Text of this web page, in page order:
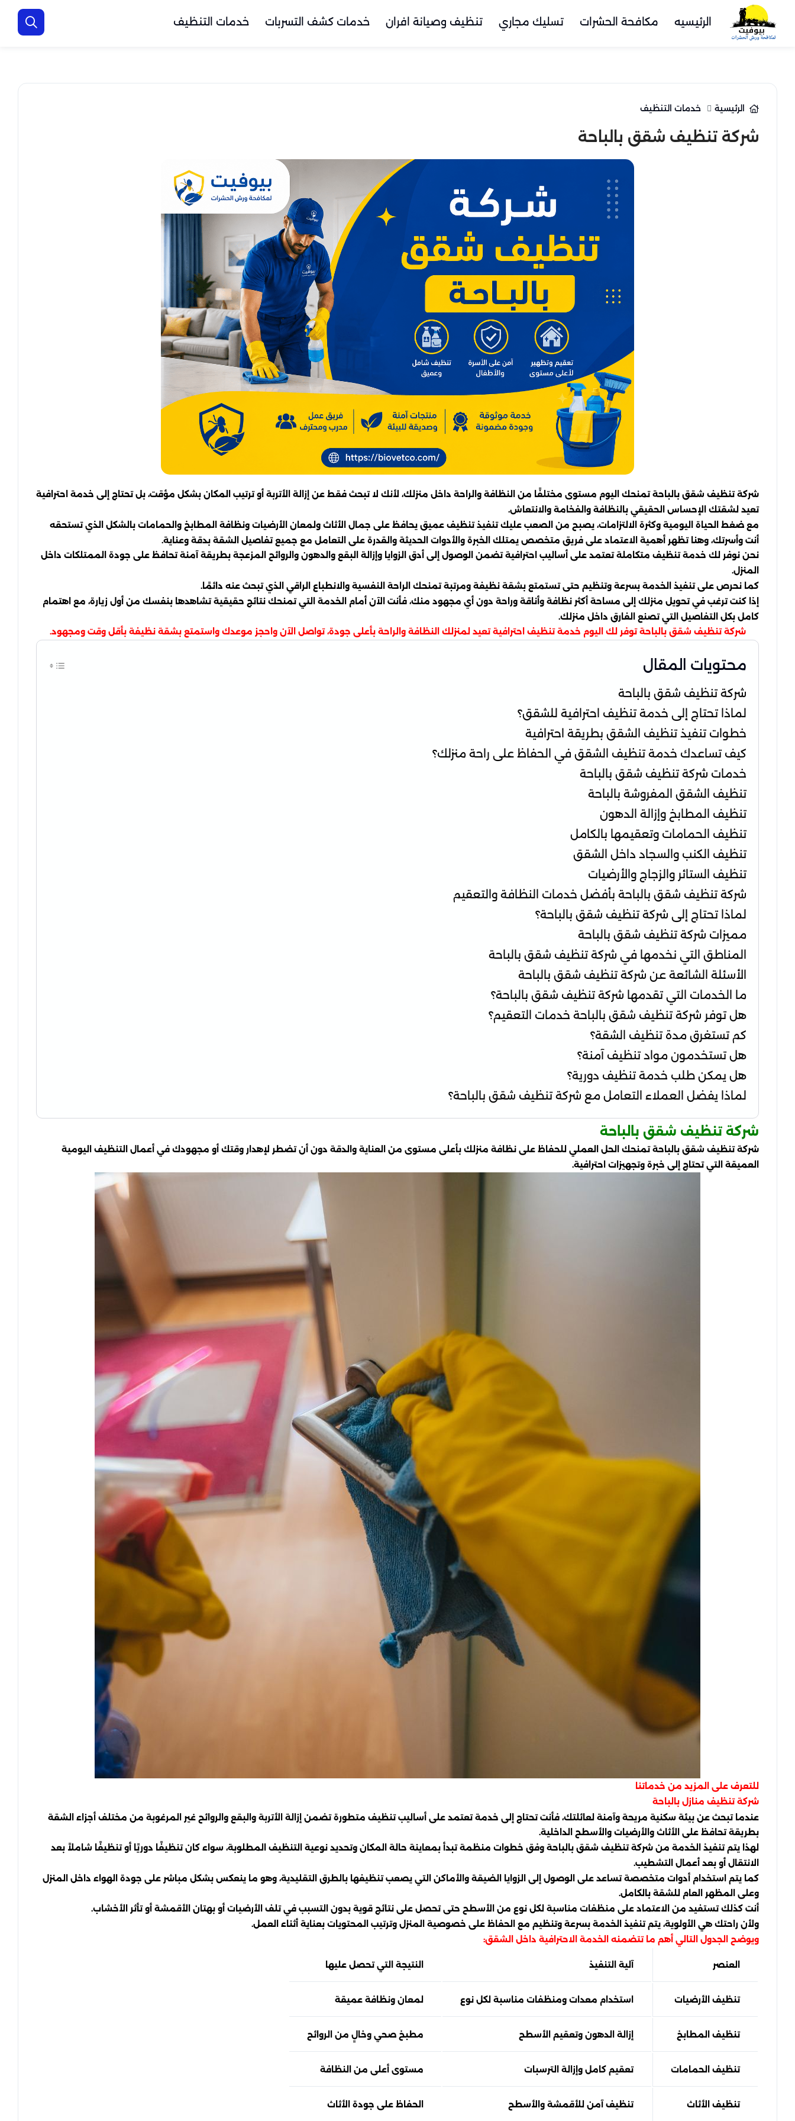
الرئيسيه مكافحة الحشرات تسليك مجاري تنظيف وصيانة افران خدمات كشف التسربات خدمات التنظيف
الرئيسية خدمات التنظيف
شركة تنظيف شقق بالباحة
شركة تنظيف شقق بالباحة تمنحك اليوم مستوى مختلفًا من النظافة والراحة داخل منزلك، لأنك لا تبحث فقط عن إزالة الأتربة أو ترتيب المكان بشكل مؤقت، بل تحتاج إلى خدمة احترافية
تعيد لشقتك الإحساس الحقيقي بالنظافة والفخامة والانتعاش.
مع ضغط الحياة اليومية وكثرة الالتزامات، يصبح من الصعب عليك تنفيذ تنظيف عميق يحافظ على جمال الأثاث ولمعان الأرضيات ونظافة المطابخ والحمامات بالشكل الذي تستحقه
أنت وأسرتك، وهنا تظهر أهمية الاعتماد على فريق متخصص يمتلك الخبرة والأدوات الحديثة والقدرة على التعامل مع جميع تفاصيل الشقة بدقة وعناية.
نحن نوفر لك خدمة تنظيف متكاملة تعتمد على أساليب احترافية تضمن الوصول إلى أدق الزوايا وإزالة البقع والدهون والروائح المزعجة بطريقة آمنة تحافظ على جودة الممتلكات داخل
المنزل.
كما نحرص على تنفيذ الخدمة بسرعة وتنظيم حتى تستمتع بشقة نظيفة ومرتبة تمنحك الراحة النفسية والانطباع الراقي الذي تبحث عنه دائمًا.
إذا كنت ترغب في تحويل منزلك إلى مساحة أكثر نظافة وأناقة وراحة دون أي مجهود منك، فأنت الآن أمام الخدمة التي تمنحك نتائج حقيقية تشاهدها بنفسك من أول زيارة، مع اهتمام
كامل بكل التفاصيل التي تصنع الفارق داخل منزلك.
شركة تنظيف شقق بالباحة توفر لك اليوم خدمة تنظيف احترافية تعيد لمنزلك النظافة والراحة بأعلى جودة، تواصل الآن واحجز موعدك واستمتع بشقة نظيفة بأقل وقت ومجهود.
محتويات المقال
شركة تنظيف شقق بالباحة
لماذا تحتاج إلى خدمة تنظيف احترافية للشقق؟
خطوات تنفيذ تنظيف الشقق بطريقة احترافية
كيف تساعدك خدمة تنظيف الشقق في الحفاظ على راحة منزلك؟
خدمات شركة تنظيف شقق بالباحة
تنظيف الشقق المفروشة بالباحة
تنظيف المطابخ وإزالة الدهون
تنظيف الحمامات وتعقيمها بالكامل
تنظيف الكنب والسجاد داخل الشقق
تنظيف الستائر والزجاج والأرضيات
شركة تنظيف شقق بالباحة بأفضل خدمات النظافة والتعقيم
لماذا تحتاج إلى شركة تنظيف شقق بالباحة؟
مميزات شركة تنظيف شقق بالباحة
المناطق التي نخدمها في شركة تنظيف شقق بالباحة
الأسئلة الشائعة عن شركة تنظيف شقق بالباحة
ما الخدمات التي تقدمها شركة تنظيف شقق بالباحة؟
هل توفر شركة تنظيف شقق بالباحة خدمات التعقيم؟
كم تستغرق مدة تنظيف الشقة؟
هل تستخدمون مواد تنظيف آمنة؟
هل يمكن طلب خدمة تنظيف دورية؟
لماذا يفضل العملاء التعامل مع شركة تنظيف شقق بالباحة؟
شركة تنظيف شقق بالباحة
شركة تنظيف شقق بالباحة تمنحك الحل العملي للحفاظ على نظافة منزلك بأعلى مستوى من العناية والدقة دون أن تضطر لإهدار وقتك أو مجهودك في أعمال التنظيف اليومية
العميقة التي تحتاج إلى خبرة وتجهيزات احترافية.
للتعرف على المزيد من خدماتنا
شركة تنظيف منازل بالباحة
عندما تبحث عن بيئة سكنية مريحة وآمنة لعائلتك، فأنت تحتاج إلى خدمة تعتمد على أساليب تنظيف متطورة تضمن إزالة الأتربة والبقع والروائح غير المرغوبة من مختلف أجزاء الشقة
بطريقة تحافظ على الأثاث والأرضيات والأسطح الداخلية.
لهذا يتم تنفيذ الخدمة من شركة تنظيف شقق بالباحة وفق خطوات منظمة تبدأ بمعاينة حالة المكان وتحديد نوعية التنظيف المطلوبة، سواء كان تنظيفًا دوريًا أو تنظيفًا شاملاً بعد
الانتقال أو بعد أعمال التشطيب.
كما يتم استخدام أدوات متخصصة تساعد على الوصول إلى الزوايا الضيقة والأماكن التي يصعب تنظيفها بالطرق التقليدية، وهو ما ينعكس بشكل مباشر على جودة الهواء داخل المنزل
وعلى المظهر العام للشقة بالكامل.
أنت كذلك تستفيد من الاعتماد على منظفات مناسبة لكل نوع من الأسطح حتى تحصل على نتائج قوية بدون التسبب في تلف الأرضيات أو بهتان الأقمشة أو تأثر الأخشاب.
ولأن راحتك هي الأولوية، يتم تنفيذ الخدمة بسرعة وتنظيم مع الحفاظ على خصوصية المنزل وترتيب المحتويات بعناية أثناء العمل.
ويوضح الجدول التالي أهم ما تتضمنه الخدمة الاحترافية داخل الشقق:
العنصر آلية التنفيذ النتيجة التي تحصل عليها
تنظيف الأرضيات استخدام معدات ومنظفات مناسبة لكل نوع لمعان ونظافة عميقة
تنظيف المطابخ إزالة الدهون وتعقيم الأسطح مطبخ صحي وخالٍ من الروائح
تنظيف الحمامات تعقيم كامل وإزالة الترسبات مستوى أعلى من النظافة
تنظيف الأثاث تنظيف آمن للأقمشة والأسطح الحفاظ على جودة الأثاث